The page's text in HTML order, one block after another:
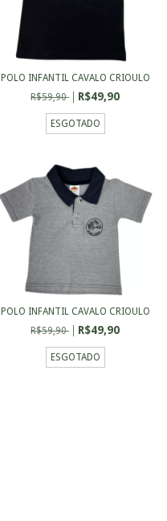
POLO INFANTIL CAVALO CRIOULO
R$59,90
R$49,90
ESGOTADO
POLO INFANTIL CAVALO CRIOULO
R$59,90
R$49,90
ESGOTADO